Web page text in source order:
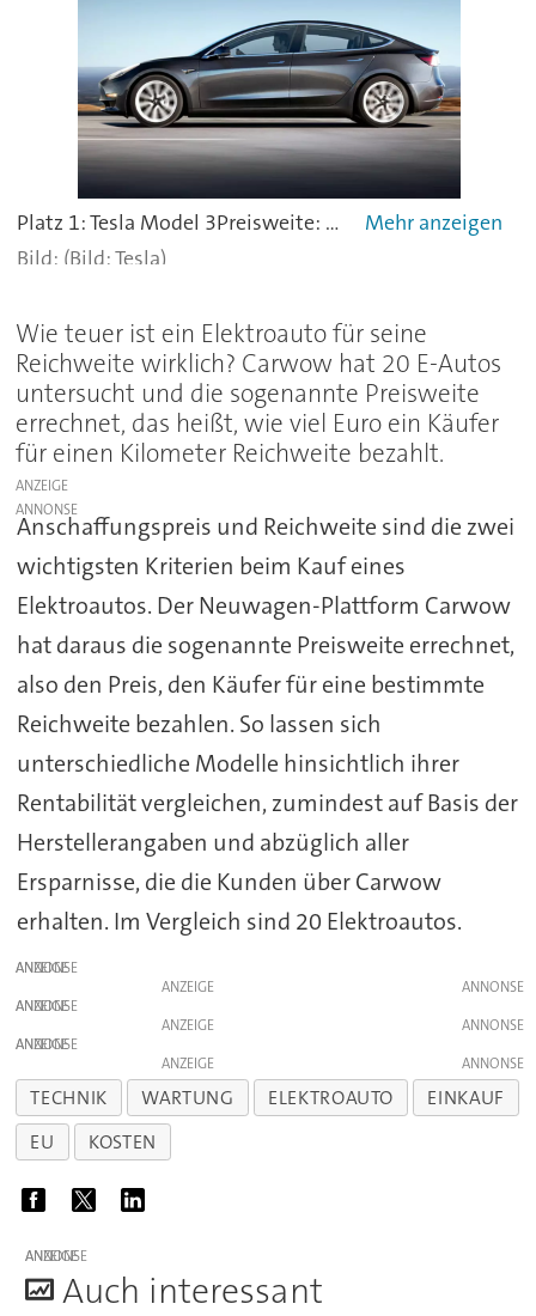
Platz 1: Tesla Model 3Preisweite: 101 Euro pro Kilometer ReichweiteDie Auslieferung des Tesla Model 3 steht kurz bevor, dabei brachten die Produktionsprobleme des Modells Tesla kurzzeitig sogar an den Rand des Ruins. Ab Februar 2019 soll das erhoffte Erfolgsmodell zu haben sein. Doch die Lieferzeiten werden happig sein, denn alle Fahrzeuge werden von den USA aus verschifft. Durch die hohe Reichweite von 560 Kilometern ergibt sich die geringe Preisweite (56.380/560).
(Bild: Tesla)
Wie teuer ist ein Elektroauto für seine
Reichweite wirklich? Carwow hat 20 E-Autos
untersucht und die sogenannte Preisweite
errechnet, das heißt, wie viel Euro ein Käufer
für einen Kilometer Reichweite bezahlt.
ANZEIGE
Anschaffungspreis und Reichweite sind die zwei
wichtigsten Kriterien beim Kauf eines
Elektroautos. Der Neuwagen-Plattform Carwow
hat daraus die sogenannte Preisweite errechnet,
also den Preis, den Käufer für eine bestimmte
Reichweite bezahlen. So lassen sich
unterschiedliche Modelle hinsichtlich ihrer
Rentabilität vergleichen, zumindest auf Basis der
Herstellerangaben und abzüglich aller
Ersparnisse, die die Kunden über Carwow
erhalten. Im Vergleich sind 20 Elektroautos.
ANZEIGE
ANZEIGE
ANZEIGE
ANZEIGE
ANZEIGE
ANZEIGE
TECHNIK WARTUNG ELEKTROAUTO
EINKAUF
EU
KOSTEN
ANZEIGE
Auch interessant